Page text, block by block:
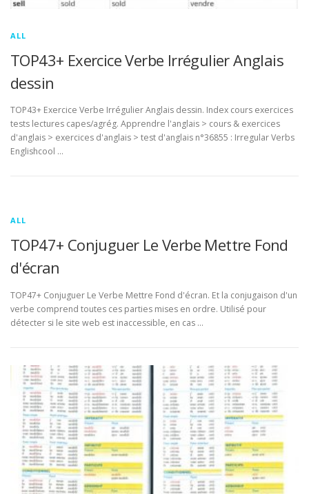
ALL
TOP43+ Exercice Verbe Irrégulier Anglais
dessin
TOP43+ Exercice Verbe Irrégulier Anglais dessin. Index cours exercices
tests lectures capes/agrég. Apprendre l'anglais > cours & exercices
d'anglais > exercices d'anglais > test d'anglais n°36855 : Irregular Verbs
Englishcool …
ALL
TOP47+ Conjuguer Le Verbe Mettre Fond
d'écran
TOP47+ Conjuguer Le Verbe Mettre Fond d'écran. Et la conjugaison d'un
verbe comprend toutes ces parties mises en ordre. Utilisé pour
détecter si le site web est inaccessible, en cas …